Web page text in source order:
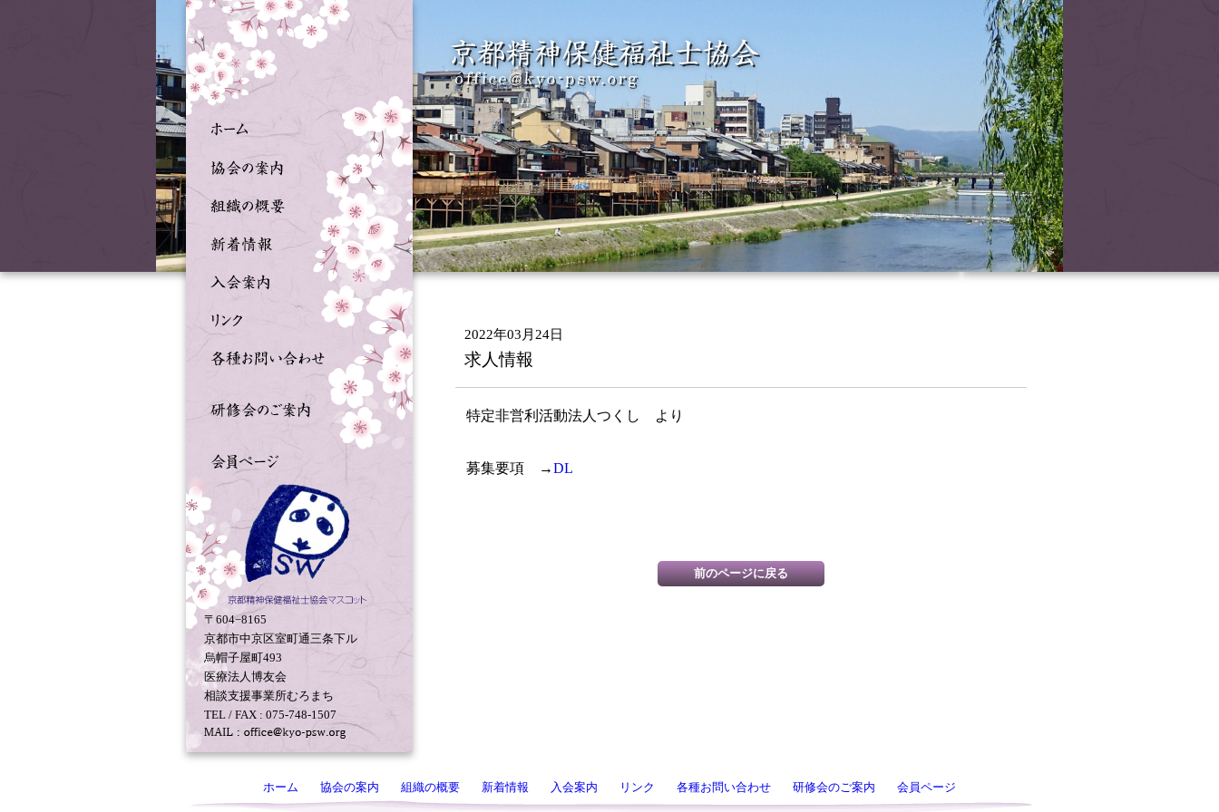
〒604−8165
京都市中京区室町通三条下ル
烏帽子屋町493
医療法人博友会
相談支援事業所むろまち
TEL / FAX : 075-748-1507
2022年03月24日
求人情報
特定非営利活動法人つくし より
募集要項 →DL
ホーム 協会の案内 組織の概要 新着情報 入会案内 リンク 各種お問い合わせ 研修会のご案内 会員ページ